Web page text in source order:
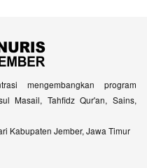
mengembangkan program
Masail, Tahfidz Qur'an, Sains,
Kabupaten Jember, Jawa Timur